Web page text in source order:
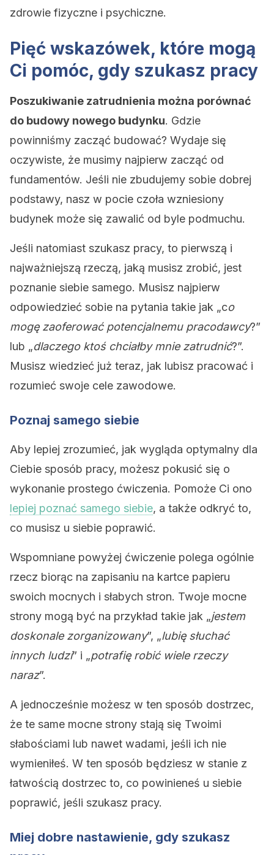
zdrowie fizyczne i psychiczne.
Pięć wskazówek, które mogą
Ci pomóc, gdy szukasz pracy
Poszukiwanie zatrudnienia można porównać
do budowy nowego budynku. Gdzie
powinniśmy zacząć budować? Wydaje się
oczywiste, że musimy najpierw zacząć od
fundamentów. Jeśli nie zbudujemy sobie dobrej
podstawy, nasz w pocie czoła wzniesiony
budynek może się zawalić od byle podmuchu.
Jeśli natomiast szukasz pracy, to pierwszą i
najważniejszą rzeczą, jaką musisz zrobić, jest
poznanie siebie samego. Musisz najpierw
odpowiedzieć sobie na pytania takie jak „co
mogę zaoferować potencjalnemu pracodawcy?”
lub „dlaczego ktoś chciałby mnie zatrudnić?”.
Musisz wiedzieć już teraz, jak lubisz pracować i
rozumieć swoje cele zawodowe.
Poznaj samego siebie
Aby lepiej zrozumieć, jak wygląda optymalny dla
Ciebie sposób pracy, możesz pokusić się o
wykonanie prostego ćwiczenia. Pomoże Ci ono
lepiej poznać samego siebie, a także odkryć to,
co musisz u siebie poprawić.
Wspomniane powyżej ćwiczenie polega ogólnie
rzecz biorąc na zapisaniu na kartce papieru
swoich mocnych i słabych stron. Twoje mocne
strony mogą być na przykład takie jak „jestem
doskonale zorganizowany”, „lubię słuchać
innych ludzi” i „potrafię robić wiele rzeczy
naraz”.
A jednocześnie możesz w ten sposób dostrzec,
że te same mocne strony stają się Twoimi
słabościami lub nawet wadami, jeśli ich nie
wymieniłeś. W ten sposób będziesz w stanie z
łatwością dostrzec to, co powinieneś u siebie
poprawić, jeśli szukasz pracy.
Miej dobre nastawienie, gdy szukasz